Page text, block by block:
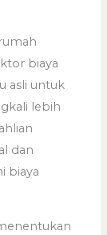
biaya
asli untuk
lebih
dan
biaya